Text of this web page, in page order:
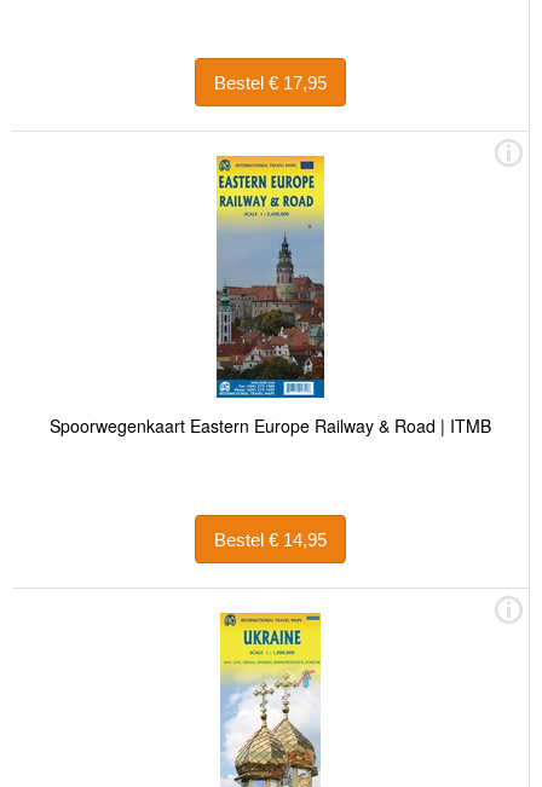
Bestel € 17,95
Spoorwegenkaart Eastern Europe Railway & Road | ITMB
Bestel € 14,95